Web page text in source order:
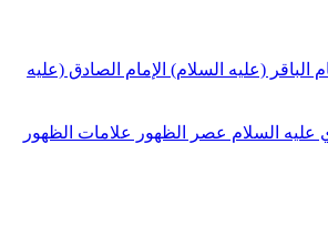
الباقر (عليه السلام) الإمام الصادق (عليه
عليه السلام عصر الظهور
علامات الظهور